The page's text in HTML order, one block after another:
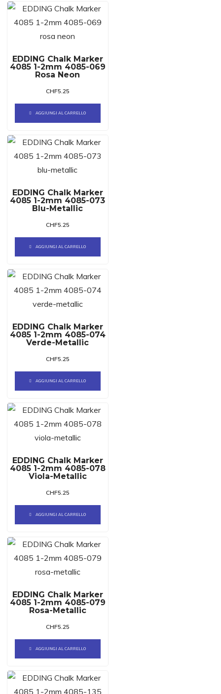
EDDING Chalk Marker
4085 1-2mm 4085-069
Rosa Neon
CHF5.25
AGGIUNGI AL CARRELLO
EDDING Chalk Marker
4085 1-2mm 4085-073
Blu-Metallic
CHF5.25
AGGIUNGI AL CARRELLO
EDDING Chalk Marker
4085 1-2mm 4085-074
Verde-Metallic
CHF5.25
AGGIUNGI AL CARRELLO
EDDING Chalk Marker
4085 1-2mm 4085-078
Viola-Metallic
CHF5.25
AGGIUNGI AL CARRELLO
EDDING Chalk Marker
4085 1-2mm 4085-079
Rosa-Metallic
CHF5.25
AGGIUNGI AL CARRELLO